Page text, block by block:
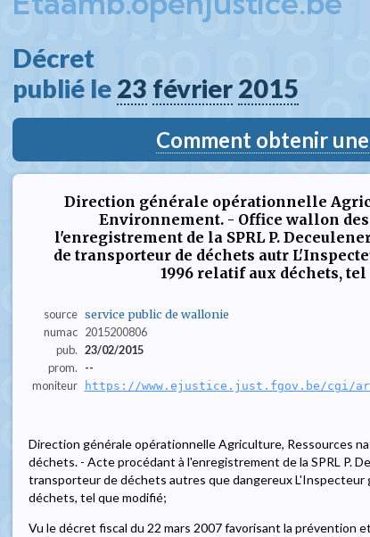
Décret
publié le 23 février 2015
Comment obtenir
Direction générale opérationnelle
Environnement. - Office wallon des
l'enregistrement de la SPRL P.
de transporteur de déchets autr
1996 relatif aux déchets, tel
source service public de wallonie
numac 2015200806
pub. 23/02/2015
prom.
--
moniteur
https://www.ejustice.just.fgov.be/cgi/
Direction générale opérationnelle Agriculture, Ressources
déchets. - Acte procédant à l'enregistrement de la SPRL P.
transporteur de déchets autres que dangereux L'Inspecteur
déchets, tel que modifié;
Vu le décret fiscal du 22 mars 2007 favorisant la prévention